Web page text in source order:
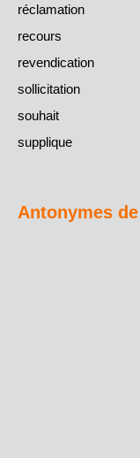
réclamation
recours
revendication
sollicitation
souhait
supplique
Antonymes de